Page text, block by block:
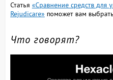
Статья «Сравнение средств для
Rejudicare» поможет вам
Что говорят?